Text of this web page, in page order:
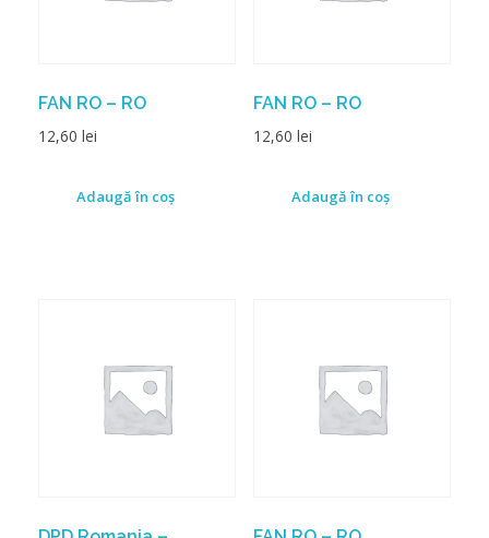
FAN RO – RO
12,60 lei
Adaugă în coș
FAN RO – RO
12,60 lei
Adaugă în coș